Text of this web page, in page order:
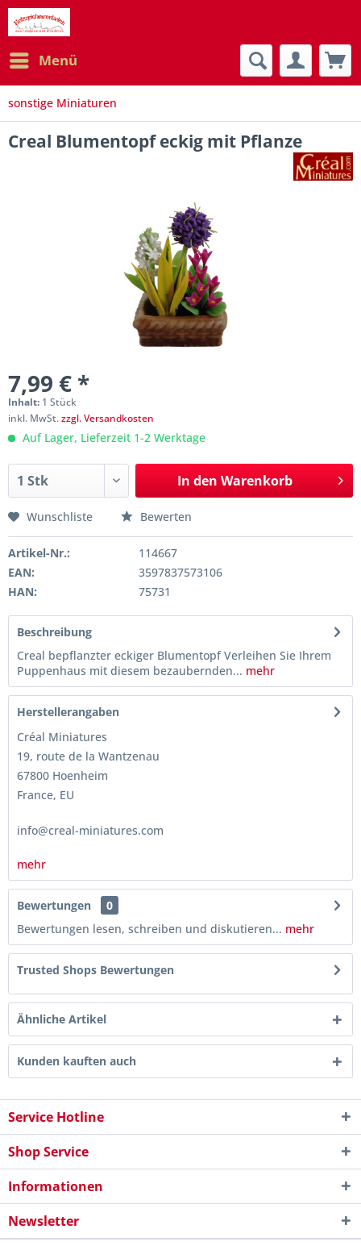
Menü
sonstige Miniaturen
Creal Blumentopf eckig mit Pflanze
7,99 € *
Inhalt: 1 Stück
inkl. MwSt.zzgl. Versandkosten
Auf Lager, Lieferzeit 1-2 Werktage
In den Warenkorb
Wunschliste Bewerten
Artikel-Nr.:
114667
EAN:
3597837573106
HAN:
75731
Beschreibung
Creal bepflanzter eckiger Blumentopf Verleihen Sie Ihrem
Puppenhaus mit diesem bezaubernden... mehr
Herstellerangaben
Créal Miniatures
19, route de la Wantzenau
67800 Hoenheim
France, EU
info@creal-miniatures.com
mehr
Bewertungen
0
Bewertungen lesen, schreiben und diskutieren... mehr
Trusted Shops Bewertungen
Ähnliche Artikel
Kunden kauften auch
Service Hotline
Shop Service
Informationen
Newsletter